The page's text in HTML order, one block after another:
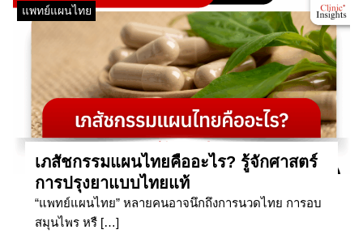
แพทย์แผนไทย
เภสัชกรรมแผนไทยคืออะไร? รู้จักศาสตร์
การปรุงยาแบบไทยแท้
“แพทย์แผนไทย” หลายคนอาจนึกถึงการนวดไทย การอบ
สมุนไพร หรื […]